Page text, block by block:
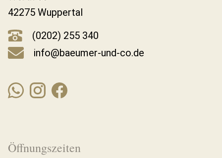
42275 Wuppertal
(0202) 255 340
info@baeumer-und-co.de
Öffnungszeiten